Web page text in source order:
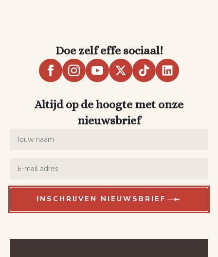
Doe zelf effe sociaal!
Altijd op de hoogte met onze
nieuwsbrief
INSCHRIJVEN NIEUWSBRIEF